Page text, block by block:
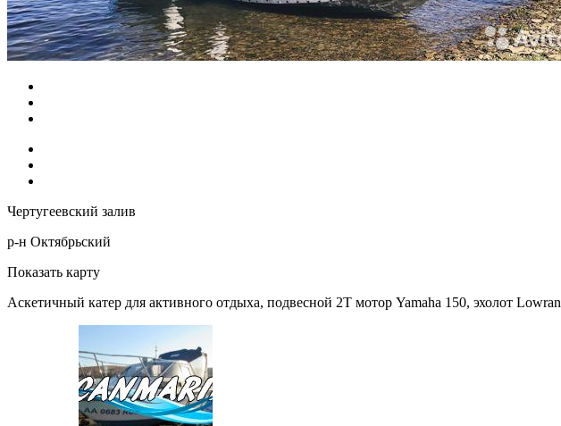
Чертугеевский залив
р-н Октябрьский
Показать карту
Аскетичный катер для активного отдыха, подвесной 2Т мотор Yamaha 150, эхолот